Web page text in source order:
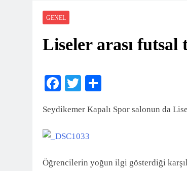
2 Ay Önce
2 Ay Önce
3 Ay Önce
GENEL
Liseler arası futsal
Facebook
Twitter
Seydikemer Kapalı Spor salonun da
Öğrencilerin yoğun ilgi gösterdiği